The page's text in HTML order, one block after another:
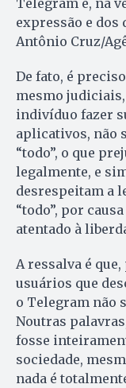
Telegram e, na
expressão e
Antônio Cruz/
De fato, é
mesmo judiciais,
indivíduo fazer
aplicativos, não
“todo”, o que
legalmente, e
desrespeitam a
“todo”, por
atentado à
A ressalva é
usuários que
o Telegram não
Noutras
fosse
sociedade,
nada é